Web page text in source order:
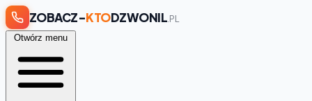
ZOBACZ-KTODZWONIL .PL
Otwórz menu